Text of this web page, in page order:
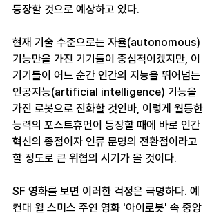
등장할 것으로 예상하고 있다.
현재 기술 수준으로는 자율(autonomous)
기능만을 가진 기기들이 중심적이겠지만, 이
기기들이 어느 순간 인간의 지능을 뛰어넘는
인공지능(artificial intelligence) 기능을
가진 로봇으로 진화할 것인바, 이렇게 월등한
능력의 포스트휴먼이 등장할 때에 바로 인간
혁신의 종점이자 인류 문명의 전환점이라고
할 정도로 큰 위협의 시기가 올 것이다.
SF 영화를 보면 이러한 걱정은 극명하다. 예
컨대 윌 스미스 주연 영화 '아이로봇' 속 중앙